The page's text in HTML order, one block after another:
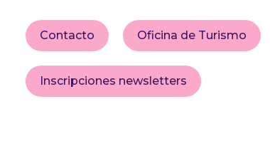
Contacto Oficina de Turismo
Inscripciones newsletters